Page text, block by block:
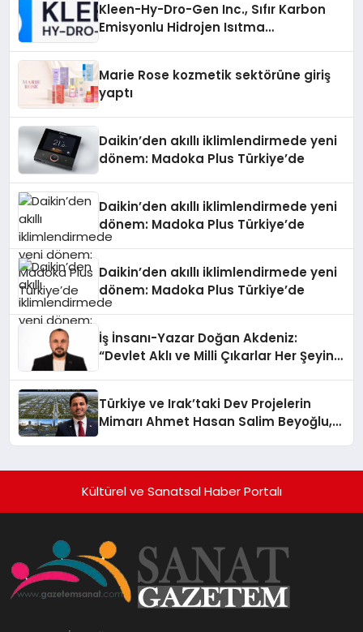
Kleen-Hy-Dro-Gen Inc., Sıfır Karbon
Emisyonlu Hidrojen Isıtma
Marie Rose kozmetik sektörüne giriş
yaptı
Daikin’den akıllı iklimlendirmede yeni
dönem: Madoka Plus Türkiye’de
Daikin’den akıllı iklimlendirmede yeni
dönem: Madoka Plus Türkiye’de
Daikin’den akıllı iklimlendirmede yeni
dönem: Madoka Plus Türkiye’de
İş İnsanı-Yazar Doğan Akdeniz:
“Devlet Aklı ve Milli Çıkarlar Her Şeyin
Türkiye ve Irak’taki Dev Projelerin
Mimarı Ahmet Hasan Salim Beyoğlu,
Hayata Geçirecek
Kültürel ve Sanatsal Haber Portalı